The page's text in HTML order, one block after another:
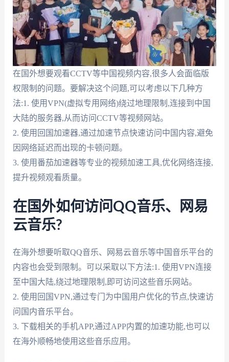
在国外想要观看CCTV等中国视频内容,很多人会面临版
权限制的问题。要解决这个问题,可以考虑以下几种方
法:1. 使用VPN(虚拟专用网络)绕过地理限制,连接到中国
大陆的服务器,从而访问CCTV等视频网站。
2. 使用回国加速器,通过加速节点快速访问中国内容,避免
因网络延迟而出现的卡顿问题。
3. 使用番茄加速器等专业的视频加速工具,优化网络连接,
提升视频观看质量。
在国外如何访问QQ音乐、网易
云音乐?
在海外想要听取QQ音乐、网易云音乐等中国音乐平台的
内容也会受到限制。可以采取以下方法:1. 使用VPN连接
至中国大陆,绕过地理限制,即可访问这些音乐网站。
2. 使用回国VPN,通过专门为中国用户优化的节点,快速访
问国内音乐平台。
3. 下载相关的手机APP,通过APP内置的加速功能,也可以
在海外顺畅地使用这些音乐应用。